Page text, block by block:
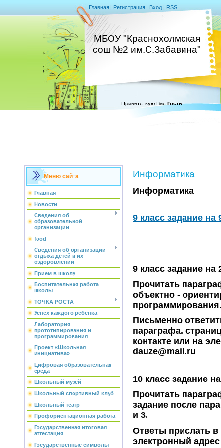
Главная | Регистрация | Вход | RSS
МБОУ "Краснохолмская
сош №2 им.С.Забавина"
Приветствую Вас Гость
Меню сайта
Главная
Новости
Сведения об
образовательной
организации
food
Сведения об организации
отдыха детей и их
оздоровлении
Прием в школу
Воспитательная работа
школы
ТОЧКА РОСТА
Успех каждого ребенка
Лаборатория
прототипирования и
программирования
Проект «Школьная
инициатива»
Цифровая образовательная
среда
Школьный музей
Школьный спортивный клуб
Школьный театр
Профориентационная работа
Государственная итоговая
аттестация
Государственные символы
Информатика
Информатика
9 класс задание на
9 класс задание на
Прочитать
объектно -
программирования.
Письменно
параграфа.
контакте или на
dauze@mail.ru
10 класс задание
Прочитать
задание после
и 3.
Ответы прислать в
электронный